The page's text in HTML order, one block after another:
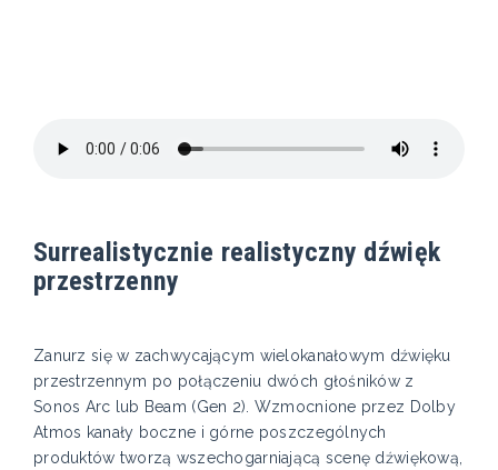
Surrealistycznie realistyczny dźwięk
przestrzenny
Zanurz się w zachwycającym wielokanałowym dźwięku
przestrzennym po połączeniu dwóch głośników z
Sonos Arc lub Beam (Gen 2). Wzmocnione przez Dolby
Atmos kanały boczne i górne poszczególnych
produktów tworzą wszechogarniającą scenę dźwiękową,